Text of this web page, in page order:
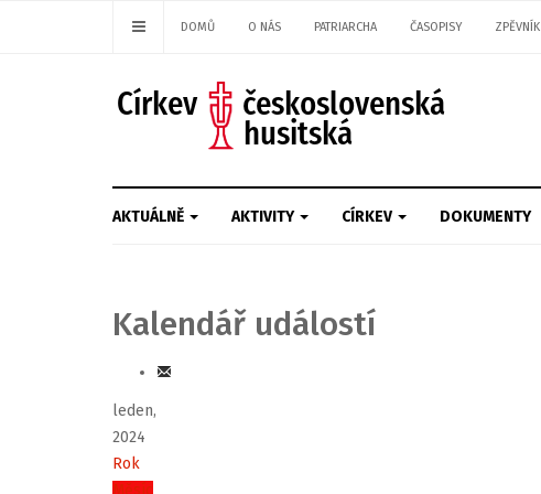
DOMŮ O NÁS PATRIARCHA ČASOPISY ZPĚVNÍK
AKTUÁLNĚ AKTIVITY CÍRKEV DOKUMENTY
Kalendář událostí
leden,
2024
Rok
Měsíc